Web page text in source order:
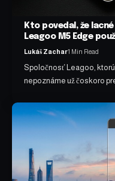
Kto povedal, že
Leagoo M5 Edge
Lukáš Zachar1 Min Read
Spoločnosť Leagoo,
nepoznáme už čoskoro